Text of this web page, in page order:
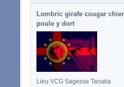
Lombric girafe cougar
poule y dort
Lieu VCG Sagesse Tanaka